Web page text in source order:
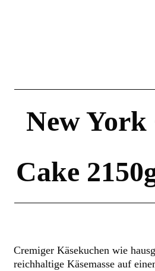
New York
Cake
Cremiger Käsekuchen wie
reichhaltige Käsemasse auf